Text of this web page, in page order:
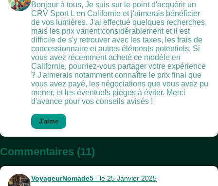
Bonjour à tous, Je suis sur le point d'acquérir un
CRV Sport L en Californie et j'aimerais bénéficier
de vos lumières. J'ai effectué quelques recherches,
mais les prix varient considérablement et il est
difficile de s'y retrouver avec les taxes, les frais de
concessionnaire et autres éléments potentiels. Si
vous avez récemment acheté ce modèle en
Californie, pourriez-vous partager votre expérience
? J'aimerais notamment connaître le prix final que
vous avez payé, les négociations que vous avez pu
mener, et les éventuels pièges à éviter. Merci
d'avance pour vos conseils avisés !
J'aime
Commentaires (11)
VoyageurNomade5 - le 25 Janvier 2025